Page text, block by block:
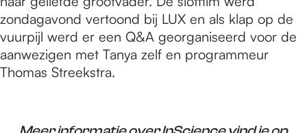
zondagavond vertoond bij LUX en als klap op de
vuurpijl werd er een Q&A georganiseerd voor de
aanwezigen met Tanya zelf en programmeur
Thomas Streekstra.